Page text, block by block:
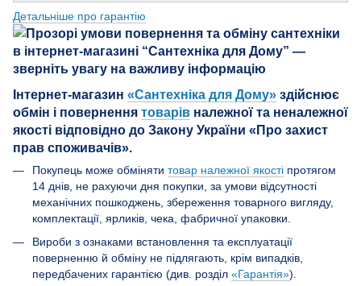
Детальніше про гарантію
Інтернет-магазин «Сантехніка для Дому» здійснює
обмін і повернення товарів належної та неналежної
якості відповідно до Закону України «Про захист
прав споживачів».
Покупець може обміняти товар належної якості протягом
14 днів, не рахуючи дня покупки, за умови відсутності
механічних пошкоджень, збереження товарного вигляду,
комплектації, ярликів, чека, фабричної упаковки.
Вироби з ознаками встановлення та експлуатації
поверненню й обміну не підлягають, крім випадків,
передбачених гарантією (див. розділ «Гарантія»).